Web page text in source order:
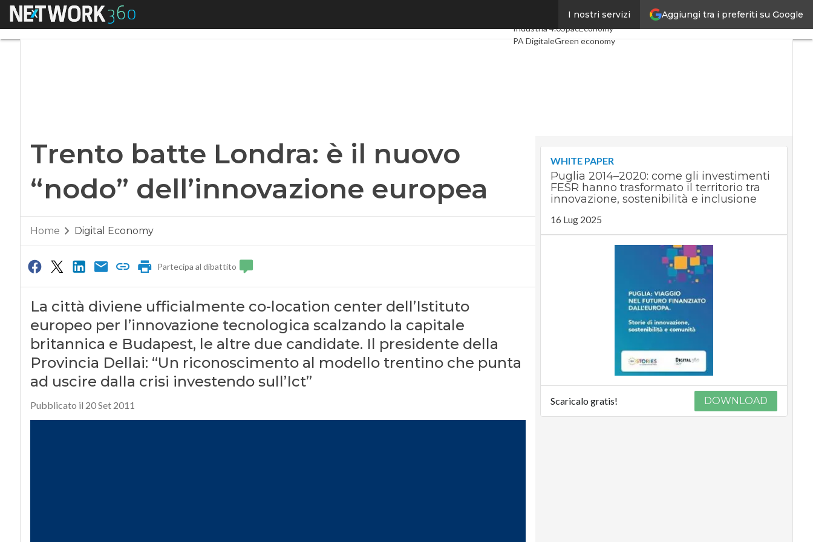
Aggiungi tra i preferiti su Google
I nostri servizi
Menu Digital EconomyTelco
Industria 4.0SpacEconomy
PA DigitaleGreen economy
Trento batte Londra: è il nuovo
“nodo” dell’innovazione europea
Home Digital Economy
Partecipa al dibattito
La città diviene ufficialmente co-location center dell’Istituto
europeo per l’innovazione tecnologica scalzando la capitale
britannica e Budapest, le altre due candidate. Il presidente della
Provincia Dellai: “Un riconoscimento al modello trentino che punta
ad uscire dalla crisi investendo sull’Ict”
Pubblicato il 20 Set 2011
WHITE PAPER
Puglia 2014–2020: come gli investimenti
FESR hanno trasformato il territorio tra
innovazione, sostenibilità e inclusione
16 Lug 2025
Scaricalo gratis! DOWNLOAD